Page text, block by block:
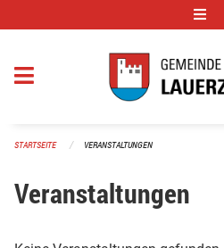
STARTSEITE VERANSTALTUNGEN
Veranstaltungen